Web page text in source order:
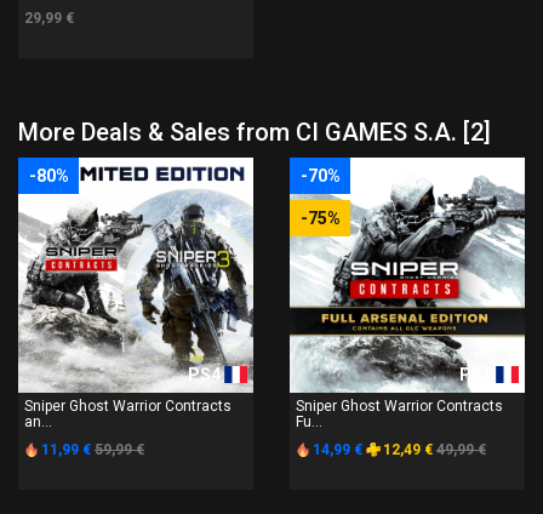
29,99 €
More Deals & Sales from CI GAMES S.A. [2]
-80%
PS4
Sniper Ghost Warrior Contracts
an...
11,99 € 59,99 €
-70%
-75%
PS4
Sniper Ghost Warrior Contracts
Fu...
14,99 €
12,49 € 49,99 €